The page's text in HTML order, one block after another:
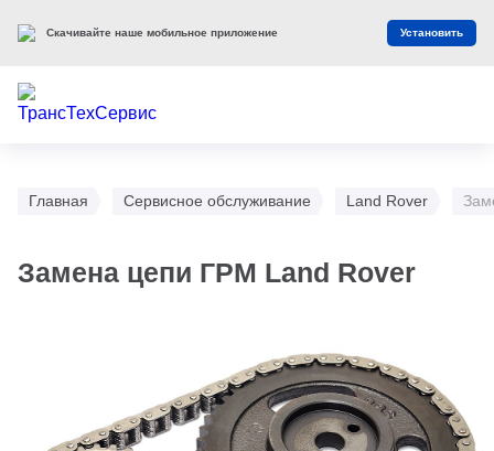
Главная Сервисное обслуживание Land Rover
Замена цепи ГРМ Land Rover
Скачивайте наше мобильное приложение Установить